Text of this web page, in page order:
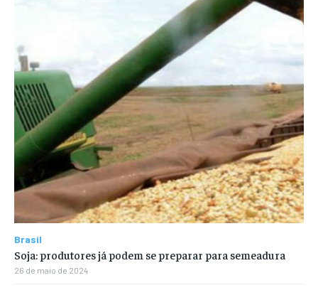
Brasil
Soja: produtores já podem se preparar para semeadura
26 de maio de 2024